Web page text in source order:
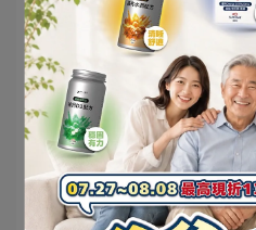
A. Bosy-Westphal,
Lagerpusch, et al.,
and Regain on
Composition of
Energy
and Obese Adults,”
Obesity 37 (2013):
Science®]